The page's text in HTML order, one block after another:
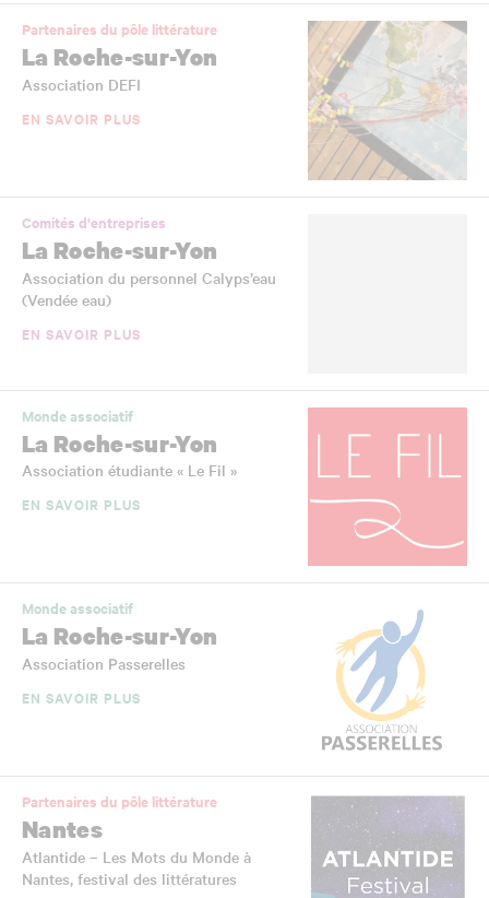
Partenaires du pôle littérature
La Roche-sur-Yon
Association DEFI
EN SAVOIR PLUS
Comités d'entreprises
La Roche-sur-Yon
Association du personnel Calyps’eau
(Vendée eau)
EN SAVOIR PLUS
Monde associatif
La Roche-sur-Yon
Association étudiante « Le Fil »
EN SAVOIR PLUS
Monde associatif
La Roche-sur-Yon
Association Passerelles
EN SAVOIR PLUS
Partenaires du pôle littérature
Nantes
Atlantide – Les Mots du Monde à
Nantes, festival des littératures